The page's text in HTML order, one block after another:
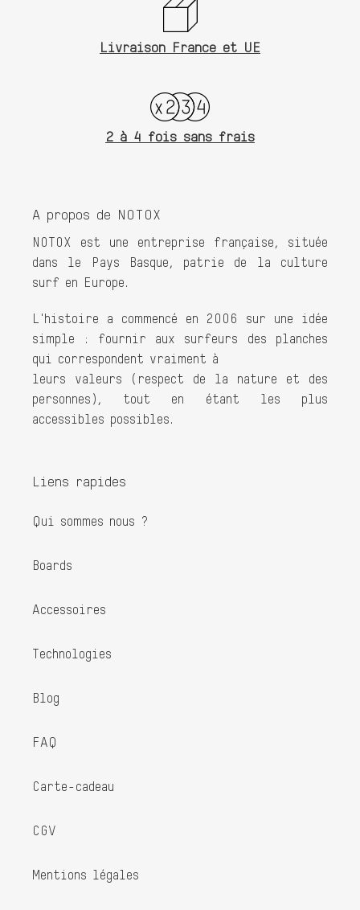
Livraison France et UE
2 à 4 fois sans frais
A propos de NOTOX
NOTOX est une entreprise française, située
dans le Pays Basque, patrie de la culture
surf en Europe.
L'histoire a commencé en 2006 sur une idée
simple : fournir aux surfeurs des planches
qui correspondent vraiment à
leurs valeurs (respect de la nature et des
personnes), tout en étant les plus
accessibles possibles.
Liens rapides
Qui sommes nous ?
Boards
Accessoires
Technologies
Blog
FAQ
Carte-cadeau
CGV
Mentions légales